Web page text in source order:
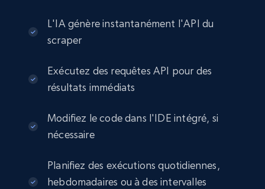
L'IA génère instantanément l'API du
scraper
Exécutez des requêtes API pour des
résultats immédiats
Modifiez le code dans l'IDE intégré, si
nécessaire
Planifiez des exécutions quotidiennes,
hebdomadaires ou à des intervalles